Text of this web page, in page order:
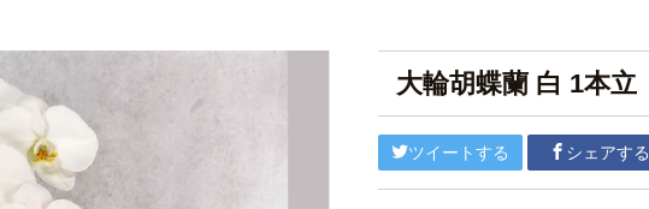
大輪胡蝶蘭 白 1本立
ツイートする シェアする